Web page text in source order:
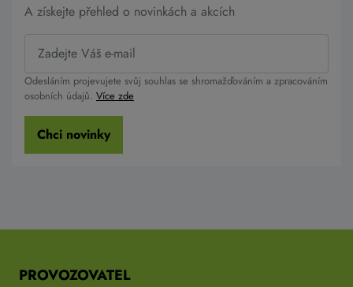
A získejte přehled o novinkách a akcích
Odesláním projevujete svůj souhlas se shromažďováním a zpracováním
osobních údajů. Více zde
Chci novinky
PROVOZOVATEL